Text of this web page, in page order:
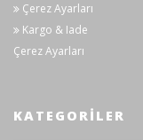
Çerez Ayarları
Kargo & Iade
Çerez Ayarları
KATEGORILER